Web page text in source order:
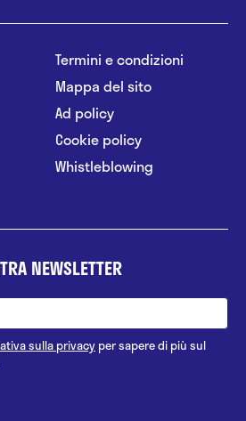
Termini e condizioni
Mappa del sito
Ad policy
Cookie policy
Whistleblowing
NEWSLETTER
sulla privacyper sapere di più sul